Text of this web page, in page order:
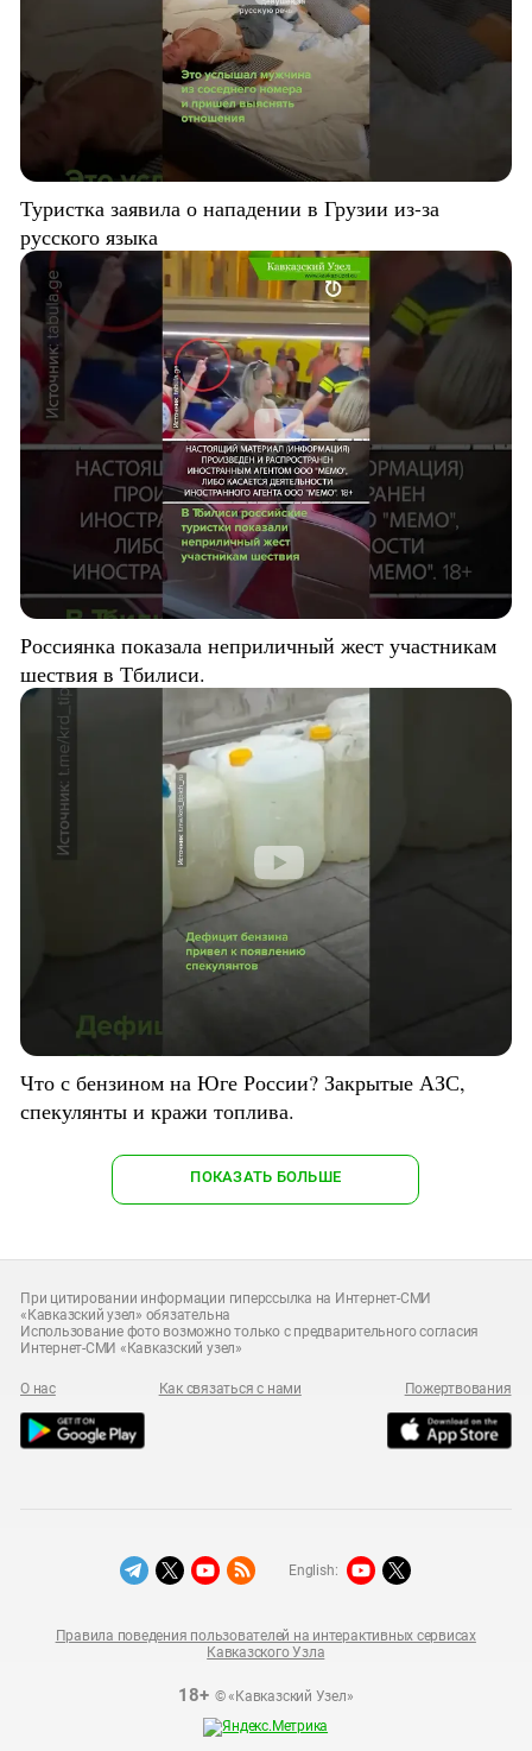
Туристка заявила о нападении в Грузии из-за
русского языка
Россиянка показала неприличный жест участникам
шествия в Тбилиси.
Что с бензином на Юге России? Закрытые АЗС,
спекулянты и кражи топлива.
ПОКАЗАТЬ БОЛЬШЕ
При цитировании информации гиперссылка на Интернет-СМИ
«Кавказский узел» обязательна
Использование фото возможно только с предварительного согласия
Интернет-СМИ «Кавказский узел»
О нас Как связаться с нами Пожертвования
18+© «Кавказский Узел»
Правила поведения пользователей на интерактивных сервисах
Кавказского Узла
English: